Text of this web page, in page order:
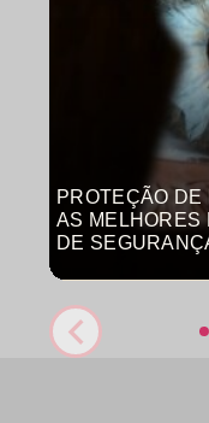
PROTEÇÃO DE
AS MELHORES
DE